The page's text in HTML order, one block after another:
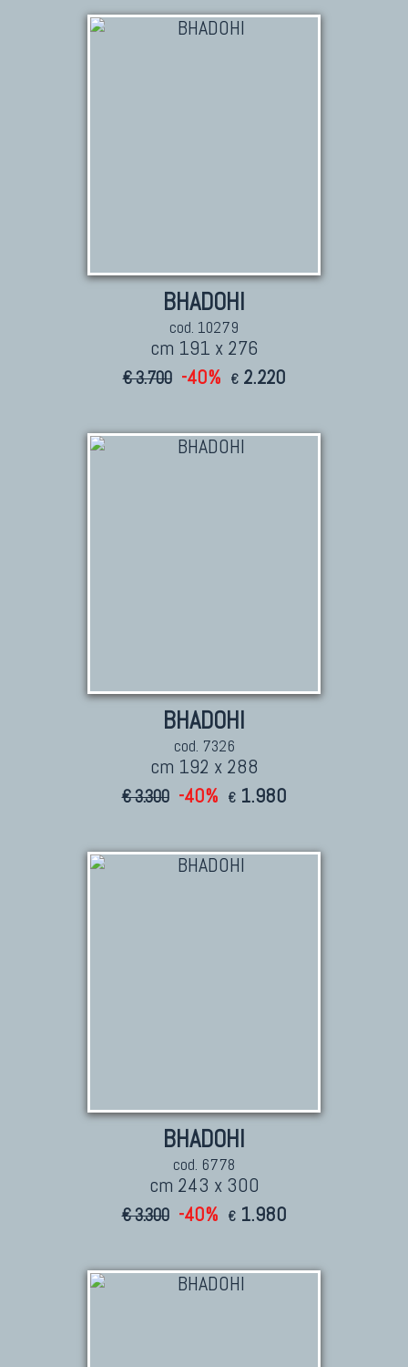
Tappeti Beluci
BHADOHI
cod. 10279
cm 191 x 276
€ 3.700 -40% € 2.220
BHADOHI
cod. 7326
cm 192 x 288
€ 3.300 -40% € 1.980
BHADOHI
cod. 6778
cm 243 x 300
€ 3.300 -40% € 1.980